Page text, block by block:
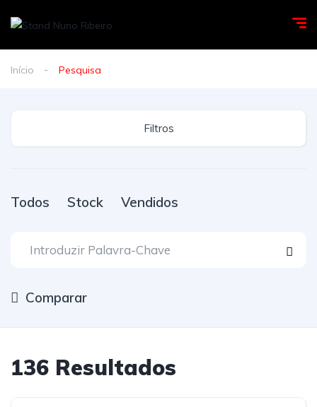
Início Pesquisa
Filtros
Todos Stock Vendidos
Comparar
136 Resultados